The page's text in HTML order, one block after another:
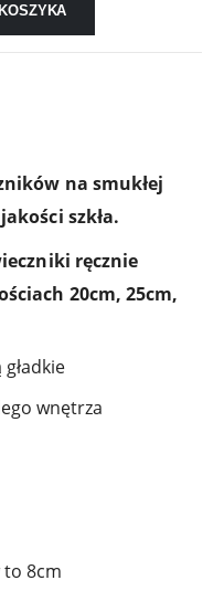
na smukłej
szkła.
ręcznie
20cm, 25cm,
wnętrza
to 8cm